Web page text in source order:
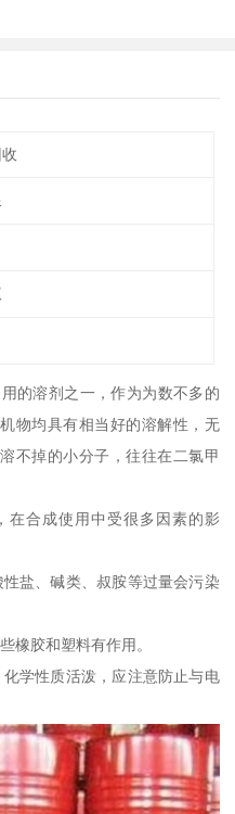
的溶剂之一，作为为数不多的
物均具有相当好的溶解性，无
不掉的小分子，往往在二氯甲
在合成使用中受很多因素的影
盐、碱类、叔胺等过量会污染
橡胶和塑料有作用。
学性质活泼，应注意防止与电